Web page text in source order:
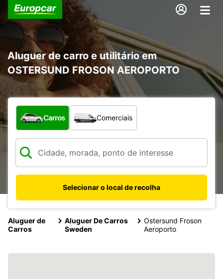
Aluguer de carro e utilitário em
OSTERSUND FROSON AEROPORTO
Que tipo de veículo pretende?
Carros Comerciais
Selecionar o local de recolha
Aluguer de
Carros
Aluguer De Carros
Sweden
Ostersund Froson
Aeroporto